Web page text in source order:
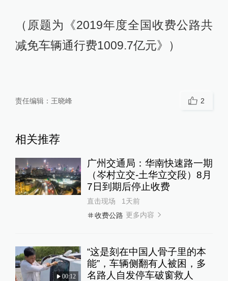
（原题为《2019年度全国收费公路共
减免车辆通行费1009.7亿元》）
责任编辑： 王晓峰 2
相关推荐
广州交通局：华南快速路一期
（岑村立交-土华立交段）8月
7日到期后停止收费
直击现场
1天前
收费公路 更多内容
00:12
“这是刻在中国人骨子里的本
能”，车辆侧翻有人被困，多
名路人自发停车破窗救人